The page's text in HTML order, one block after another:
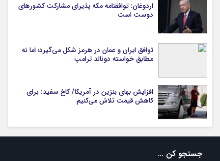
اردوغان: توافقنامه مکه پذیرای مشارکت کشورهای
دوست است
توافق ایران و عمان در هرمز شکل می‌گیرد؛ اما نه
مطابق خواسته دونالد ترامپ
افزایش بهای بنزین در آمریکا/ کاخ سفید: برای
کاهش قیمت تلاش می‌کنیم
جستجو کن …